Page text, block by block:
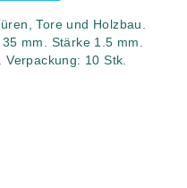
Tore und Holzbau.
mm. Stärke 1.5 mm.
10 Stk.